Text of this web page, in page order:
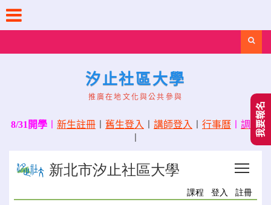
content
汐止社區大學
推廣在地文化與公共參與
8/31開學 新生註冊 舊生登入 講師登入 行事曆
調課我要報名